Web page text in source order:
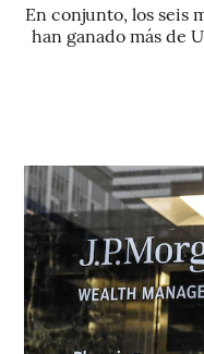
En conjunto, los seis
han ganado más de